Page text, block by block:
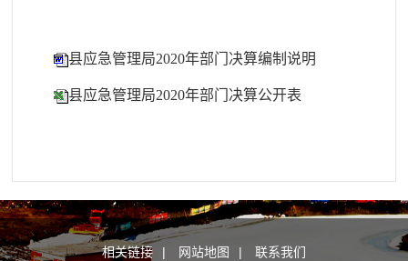
县应急管理局2020年部门决算编制说明
县应急管理局2020年部门决算公开表
相关链接 | 网站地图 |
联系我们